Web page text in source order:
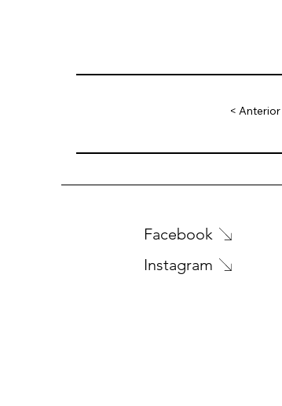
< Anterior
Facebook
Instagram